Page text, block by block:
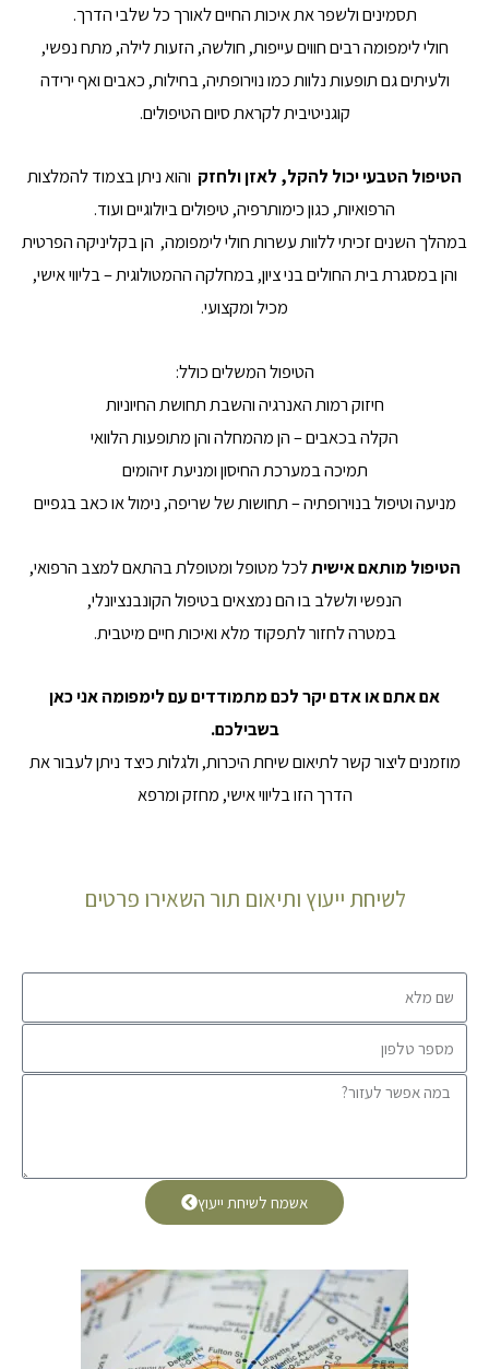
תסמינים ולשפר את איכות החיים לאורך כל שלבי הדרך.
חולי לימפומה רבים חווים עייפות, חולשה, הזעות לילה, מתח נפשי,
ולעיתים גם תופעות נלוות כמו נוירופתיה, בחילות, כאבים ואף ירידה
קוגניטיבית לקראת סיום הטיפולים.
הטיפול הטבעי יכול להקל, לאזן ולחזק והוא ניתן בצמוד להמלצות
הרפואיות, כגון כימותרפיה, טיפולים ביולוגיים ועוד.
במהלך השנים זכיתי ללוות עשרות חולי לימפומה, הן בקליניקה הפרטית
והן במסגרת בית החולים בני ציון, במחלקה ההמטולוגית – בליווי אישי,
מכיל ומקצועי.
הטיפול המשלים כולל:
חיזוק רמות האנרגיה והשבת תחושת החיוניות
הקלה בכאבים – הן מהמחלה והן מתופעות הלוואי
תמיכה במערכת החיסון ומניעת זיהומים
מניעה וטיפול בנוירופתיה – תחושות של שריפה, נימול או כאב בגפיים
הטיפול מותאם אישיתלכל מטופל ומטופלת בהתאם למצב הרפואי,
הנפשי ולשלב בו הם נמצאים בטיפול הקונבנציונלי,
במטרה לחזור לתפקוד מלא ואיכות חיים מיטבית.
אם אתם או אדם יקר לכם מתמודדים עם לימפומה אני כאן
בשבילכם.
מוזמנים ליצור קשר לתיאום שיחת היכרות, ולגלות כיצד ניתן לעבור את
הדרך הזו בליווי אישי, מחזק ומרפא
לשיחת ייעוץ ותיאום תור השאירו פרטים
אשמח לשיחת ייעוץ